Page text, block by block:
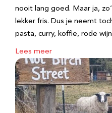
nooit lang goed. Maar ja,
lekker fris. Dus je neemt
pasta, curry, koffie, rode
Lees meer